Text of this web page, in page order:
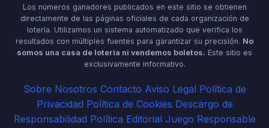
Los números ganadores publicados en este sitio se obtienen
directamente de las páginas oficiales de cada organización de
lotería. Utilizamos un sistema automatizado que verifica los
resultados con múltiples fuentes para garantizar su precisión. No
somos una casa de loteria ni vendemos boletos. Este sitio es
exclusivamente informativo.
Sobre Nosotros Contacto Aviso Legal Política de
Privacidad Política de Cookies Descargo de
Responsabilidad Política Editorial Juego Responsable